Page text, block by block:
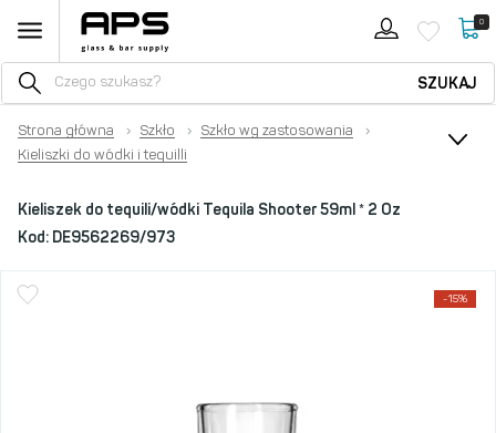
0
SZUKAJ
Strona główna › Szkło › Szkło wg zastosowania
›
Kieliszki do wódki i tequilli
Kieliszek do tequili/wódki Tequila Shooter 59ml * 2 Oz
Kod: DE9562269/973
-15%